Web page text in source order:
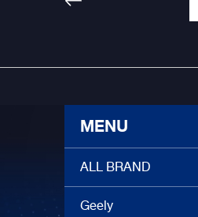
MENU
ALL BRAND
Geely